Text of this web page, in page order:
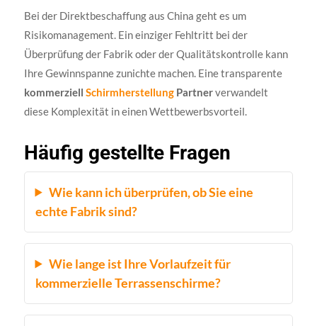
Bei der Direktbeschaffung aus China geht es um
Risikomanagement. Ein einziger Fehltritt bei der
Überprüfung der Fabrik oder der Qualitätskontrolle kann
Ihre Gewinnspanne zunichte machen. Eine transparente
kommerziell SchirmherstellungPartnerverwandelt
diese Komplexität in einen Wettbewerbsvorteil.
Häufig gestellte Fragen
Wie kann ich überprüfen, ob Sie eine
echte Fabrik sind?
Wie lange ist Ihre Vorlaufzeit für
kommerzielle Terrassenschirme?